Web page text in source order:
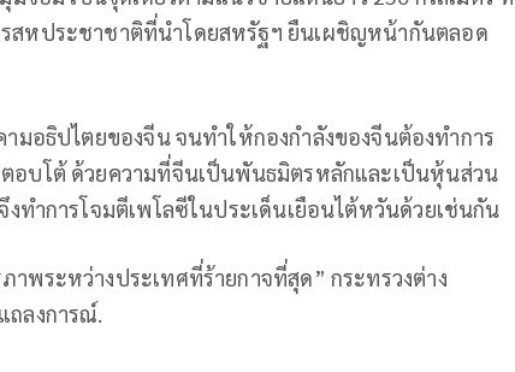
สหประชาชาติที่นำโดยสหรัฐฯ ยืนเผชิญหน้ากันตลอด
มอธิปไตยของจีน จนทำให้กองกำลังของจีนต้องทำการ
อบโต้ ด้วยความที่จีนเป็นพันธมิตรหลักและเป็นหุ้นส่วน
งทำการโจมตีเพโลซีในประเด็นเยือนไต้หวันด้วยเช่นกัน
พระหว่างประเทศที่ร้ายกาจที่สุด” กระทรวงต่าง
ถลงการณ์.